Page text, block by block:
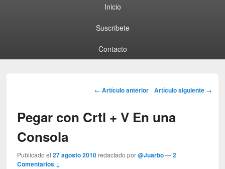
Inicio
Suscribete
Contacto
Post navigation
← Artículo anterior Artículo siguiente →
Pegar con Crtl + V En una
Consola
Publicado el27 agosto 2010 redactado por@Juarbo —2
Comentarios ↓